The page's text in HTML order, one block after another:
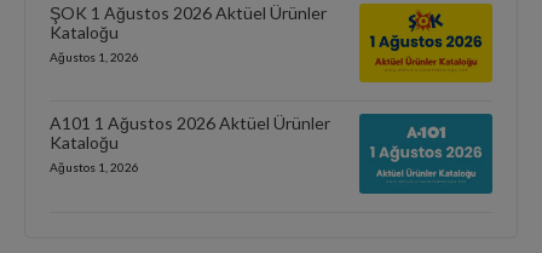
ŞOK 1 Ağustos 2026 Aktüel Ürünler
Kataloğu
Ağustos 1, 2026
A101 1 Ağustos 2026 Aktüel Ürünler
Kataloğu
Ağustos 1, 2026